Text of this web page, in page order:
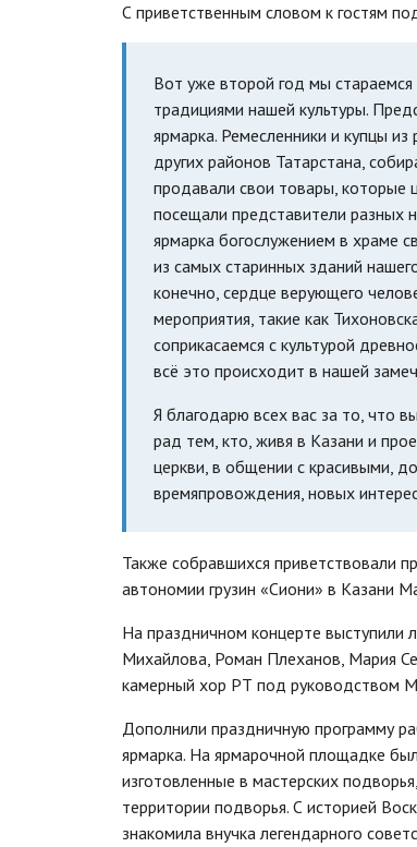
С приветственным словом к гостям
Вот уже второй год мы
традициями нашей культуры.
ярмарка. Ремесленники и купцы
других районов Татарстана,
продавали свои товары, которые
посещали представители разных
ярмарка богослужением в храме
из самых старинных зданий
конечно, сердце верующего
мероприятия, такие как
соприкасаемся с культурой
всё это происходит в нашей
Я благодарю всех вас за то, что
рад тем, кто, живя в Казани и
церкви, в общении с красивыми,
времяпровождения, новых
Также собравшихся приветствовали
автономии грузин «Сиони» в Казани
На праздничном концерте
Михайлова, Роман Плеханов, Мария
камерный хор РТ под руководством
Дополнили праздничную программу
ярмарка. На ярмарочной площадке
изготовленные в мастерских
территории подворья. С историей
знакомила внучка легендарного